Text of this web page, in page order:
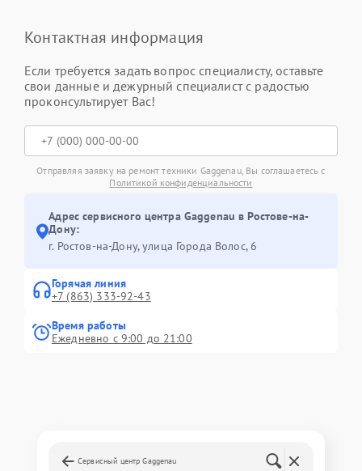
Контактная информация
Если требуется задать вопрос специалисту, оставьте
свои данные и дежурный специалист с радостью
проконсультирует Вас!
Отправляя заявку на ремонт техники Gaggenau, Вы соглашаетесь с
Политикой конфиденциальности
Адрес сервисного центра Gaggenau в Ростове-на-
Дону:
г. Ростов-на-Дону, улица Города Волос, 6
Горячая линия
+7 (863) 333-92-43
Время работы
Ежедневно с 9:00 до 21:00
Сервисный центр Gaggenau